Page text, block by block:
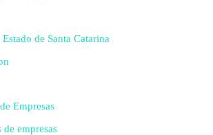
de Santa Catarina
Empresas
empresas